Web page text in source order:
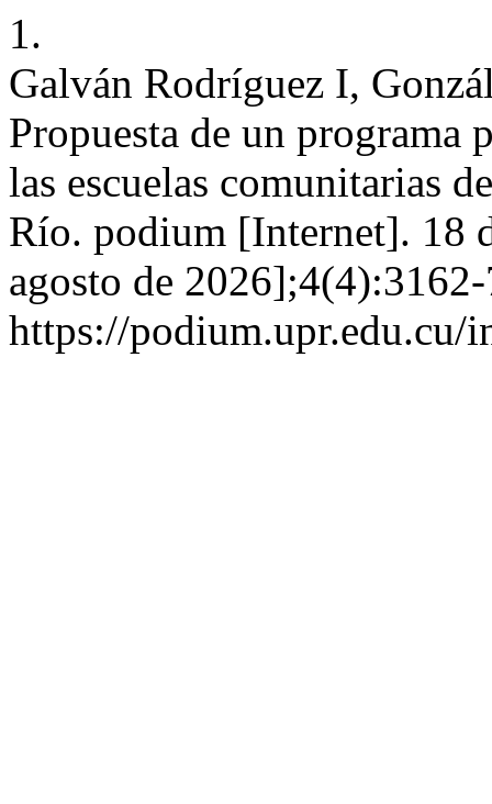
1.
Galván Rodríguez I,
Propuesta de un programa
las escuelas comunitarias
Río. podium [Internet]. 18
agosto de
https://